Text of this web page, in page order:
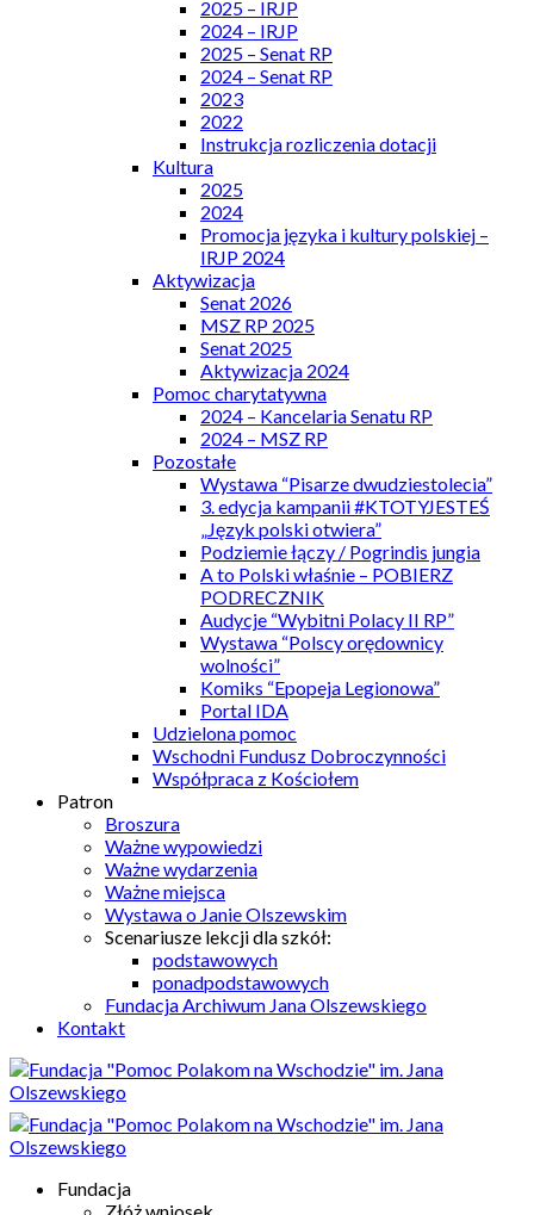
2025 – IRJP
2024 – IRJP
2025 – Senat RP
2024 – Senat RP
2023
2022
Instrukcja rozliczenia dotacji
Kultura
2025
2024
Promocja języka i kultury polskiej –
IRJP 2024
Aktywizacja
Senat 2026
MSZ RP 2025
Senat 2025
Aktywizacja 2024
Pomoc charytatywna
2024 – Kancelaria Senatu RP
2024 – MSZ RP
Pozostałe
Wystawa “Pisarze dwudziestolecia”
3. edycja kampanii #KTOTYJESTEŚ
„Język polski otwiera”
Podziemie łączy / Pogrindis jungia
A to Polski właśnie – POBIERZ
PODRECZNIK
Audycje “Wybitni Polacy II RP”
Wystawa “Polscy orędownicy
wolności”
Komiks “Epopeja Legionowa”
Portal IDA
Udzielona pomoc
Wschodni Fundusz Dobroczynności
Współpraca z Kościołem
Patron
Broszura
Ważne wypowiedzi
Ważne wydarzenia
Ważne miejsca
Wystawa o Janie Olszewskim
Scenariusze lekcji dla szkół:
podstawowych
ponadpodstawowych
Fundacja Archiwum Jana Olszewskiego
Kontakt
Fundacja